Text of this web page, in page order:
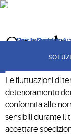
Click to view our
Skip to Navigation
Skip to Content
Skip to Search
to-end che
Le fluttuazioni di
deterioramento
conformità alle
sensibili durante il
accettare